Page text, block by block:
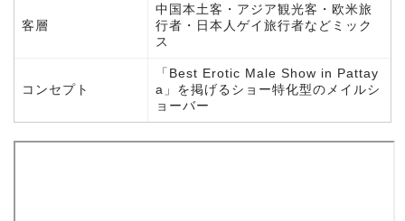
客層
中国本土客・アジア観光客・欧米旅
行者・日本人ゲイ旅行者などミック
ス
コンセプト
「Best Erotic Male Show in Pattay
a」を掲げるショー特化型のメイルシ
ョーバー